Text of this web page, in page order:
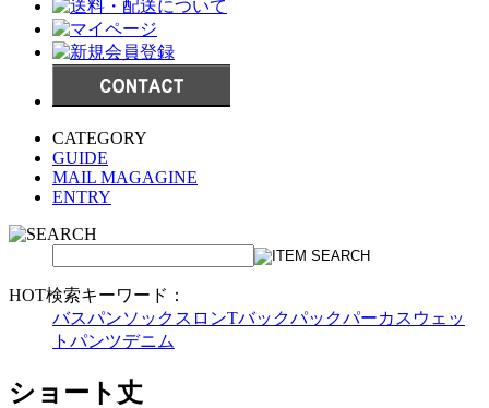
CATEGORY
GUIDE
MAIL MAGAGINE
ENTRY
HOT検索キーワード：
バスパンソックス ロンTバックパックパーカ スウェッ
トパンツデニム
ショート丈